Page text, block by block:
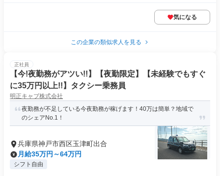
気になる
この企業の類似求人を見る
正社員
【今!夜勤務がアツい!!】【夜勤限定】【未経験でもすぐ
に35万円以上!!】タクシー乗務員
明正キャブ株式会社
夜勤務が不足している今夜勤務が稼げます！40万は簡単？地域で
のシェアNo.1！
兵庫県神戸市西区玉津町出合
月給35万円～64万円
シフト自由